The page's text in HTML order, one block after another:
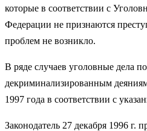
которые в соответствии с
Федерации не признаются
проблем не возникло.
В ряде случаев уголовные дела
декриминализированным
1997 года в соответствии с
Законодатель 27 декабря 1996 г.